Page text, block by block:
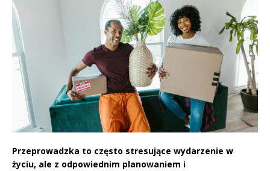
Przeprowadzka to często stresujące wydarzenie w
życiu, ale z odpowiednim planowaniem i